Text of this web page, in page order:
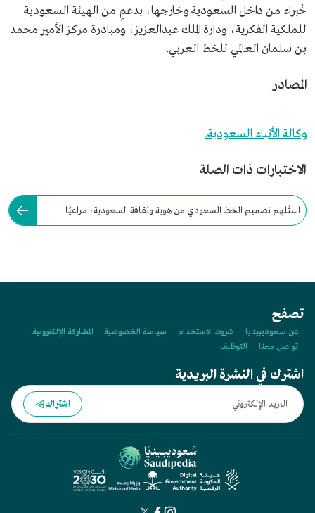
خُبراء من داخل السعودية وخارجها، بدعمٍ من الهيئة السعودية
للملكية الفكرية، ودارة الملك عبدالعزيز، ومبادرة مركز الأمير محمد
بن سلمان العالمي للخط العربي.
المصادر
وكالة الأنباء السعودية.
الاختبارات ذات الصلة
استُلهم تصميم الخط السعودي من هوية وثقافة السعودية، مراعيًا
تصفح
عن سعوديبيديا شروط الاستخدام سياسة الخصوصية
المشاركة الإلكترونية
تواصل معنا
التوظيف
اشترك في النشرة البريدية
اشتراك